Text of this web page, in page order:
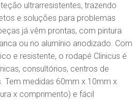
ultrarresistentes, trazendo
e soluções para problemas
já vêm prontas, com pintura
ou no alumínio anodizado. Com
e resistente, o rodapé Clinicus é
consultórios, centros de
Tem medidas 60mm x 10mm x
x comprimento) e fácil